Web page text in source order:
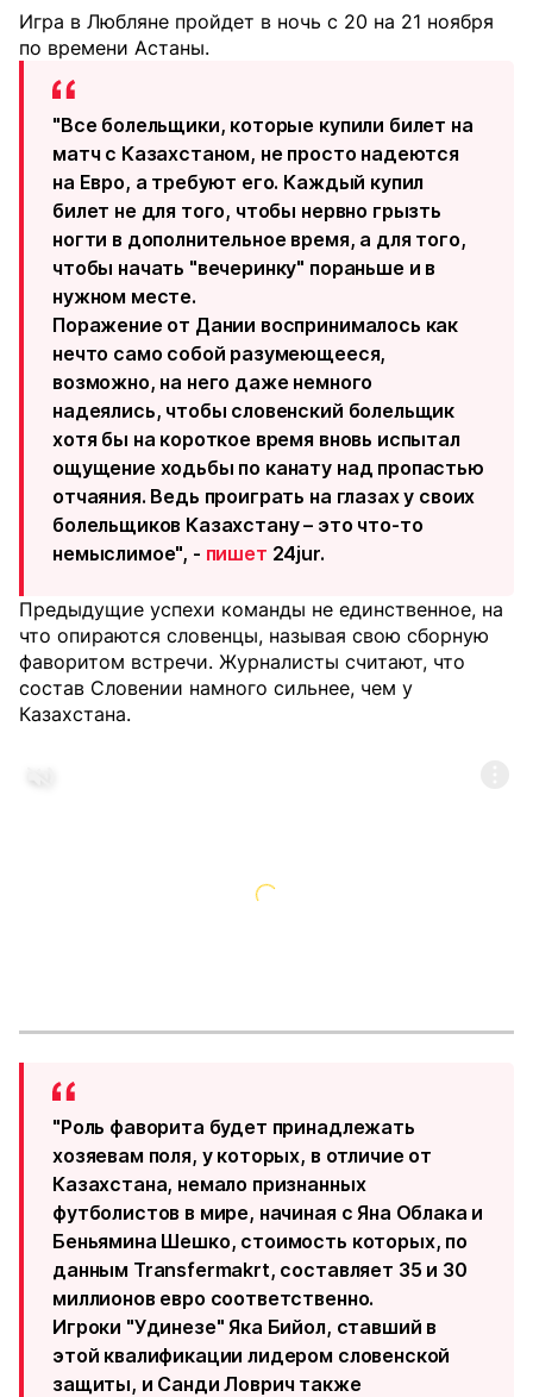
Игра в Любляне пройдет в ночь с 20 на 21 ноября
по времени Астаны.
"Все болельщики, которые купили билет на
матч с Казахстаном, не просто надеются
на Евро, а требуют его. Каждый купил
билет не для того, чтобы нервно грызть
ногти в дополнительное время, а для того,
чтобы начать "вечеринку" пораньше и в
нужном месте.
Поражение от Дании воспринималось как
нечто само собой разумеющееся,
возможно, на него даже немного
надеялись, чтобы словенский болельщик
хотя бы на короткое время вновь испытал
ощущение ходьбы по канату над пропастью
отчаяния. Ведь проиграть на глазах у своих
болельщиков Казахстану – это что-то
немыслимое", - пишет 24jur.
Предыдущие успехи команды не единственное, на
что опираются словенцы, называя свою сборную
фаворитом встречи. Журналисты считают, что
состав Словении намного сильнее, чем у
Казахстана.
"Роль фаворита будет принадлежать
хозяевам поля, у которых, в отличие от
Казахстана, немало признанных
футболистов в мире, начиная с Яна Облака и
Беньямина Шешко, стоимость которых, по
данным Transfermakrt, составляет 35 и 30
миллионов евро соответственно.
Игроки "Удинезе" Яка Бийол, ставший в
этой квалификации лидером словенской
защиты, и Санди Ловрич также